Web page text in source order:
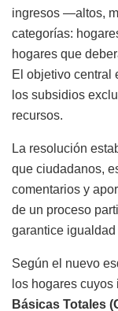
ingresos —altos,
categorías:
hogares que
El objetivo central
los subsidios
recursos.
La resolución
que ciudadanos,
comentarios y
de un proceso
garantice
Según el nuevo
los hogares
Básicas Totales